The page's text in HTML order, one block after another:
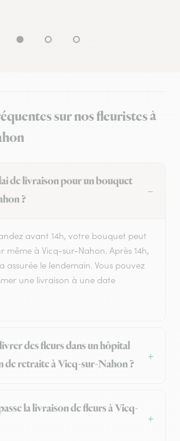
sur nos fleuristes à
de livraison pour un bouquet
?
avant 14h, votre bouquet peut
même à Vicq-sur-Nahon. Après 14h,
assurée le lendemain. Vous pouvez
une livraison à une date
des fleurs dans un hôpital
de retraite à Vicq-sur-Nahon ?
la livraison de fleurs à Vicq-